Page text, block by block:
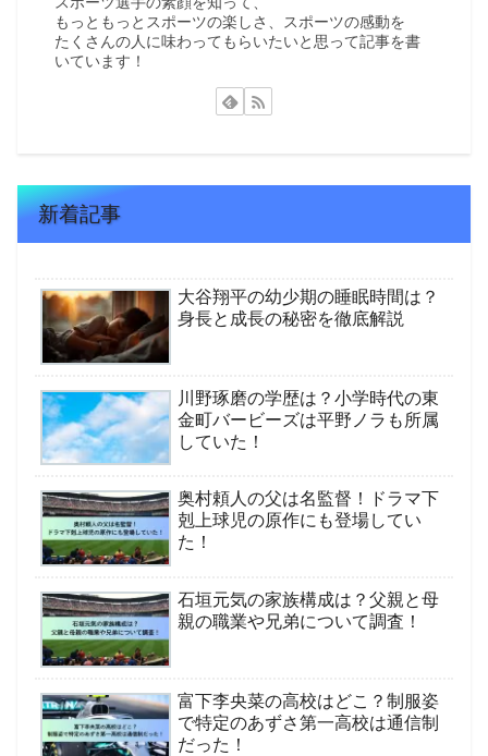
もっともっとスポーツの楽しさ、スポーツの感動を
たくさんの人に味わってもらいたいと思って記事を書
いています！
新着記事
大谷翔平の幼少期の睡眠時間は？
身長と成長の秘密を徹底解説
川野琢磨の学歴は？小学時代の東
金町バービーズは平野ノラも所属
していた！
奥村頼人の父は名監督！ドラマ下
剋上球児の原作にも登場してい
た！
石垣元気の家族構成は？父親と母
親の職業や兄弟について調査！
富下李央菜の高校はどこ？制服姿
で特定のあずさ第一高校は通信制
だった！